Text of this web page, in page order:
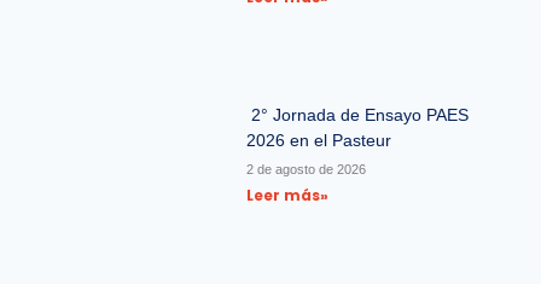
2° Jornada de Ensayo PAES
2026 en el Pasteur
2 de agosto de 2026
Leer más»